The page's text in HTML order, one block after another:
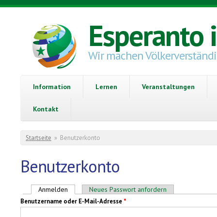
Direkt zum Inhalt
Esperanto
Wir machen
Information Lernen Veranstaltungen
Kontakt
Sie sind hier
Startseite » Benutzerkonto
Benutzerkonto
Haupt-Reiter
Anmelden (aktiver Reiter)
Neues Passwort anfordern
Benutzername oder E-Mail-Adresse *